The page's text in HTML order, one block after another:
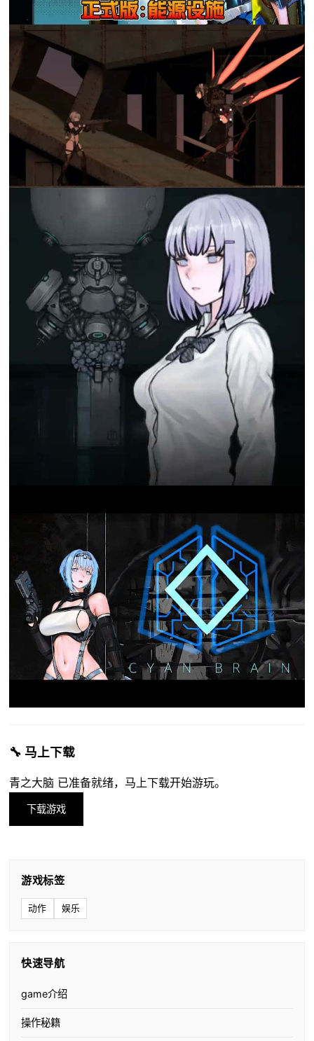
🔧 马上下载
青之大脑 已准备就绪，马上下载开始游玩。
下载游戏
游戏标签
动作 娱乐
快速导航
game介绍
操作秘籍